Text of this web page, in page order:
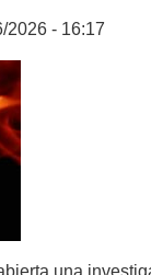
2026 - 16:17
una